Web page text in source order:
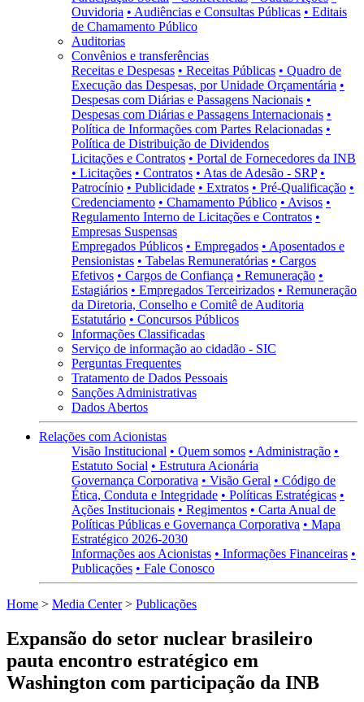
Ouvidoria • Audiências e Consultas Públicas • Editais
de Chamamento Público
Auditorias
Convênios e transferências
Receitas e Despesas • Receitas Públicas • Quadro de
Execução das Despesas, por Unidade Orçamentária •
Despesas com Diárias e Passagens Nacionais •
Despesas com Diárias e Passagens Internacionais •
Política de Informações com Partes Relacionadas •
Política de Distribuição de Dividendos
Licitações e Contratos • Portal de Fornecedores da INB
• Licitações • Contratos • Atas de Adesão - SRP •
Patrocínio • Publicidade • Extratos • Pré-Qualificação •
Credenciamento • Chamamento Público • Avisos •
Regulamento Interno de Licitações e Contratos •
Empresas Suspensas
Empregados Públicos • Empregados • Aposentados e
Pensionistas • Tabelas Remuneratórias • Cargos
Efetivos • Cargos de Confiança • Remuneração •
Estagiários • Empregados Terceirizados • Remuneração
da Diretoria, Conselho e Comitê de Auditoria
Estatutário • Concursos Públicos
Informações Classificadas
Serviço de informação ao cidadão - SIC
Perguntas Frequentes
Tratamento de Dados Pessoais
Sanções Administrativas
Dados Abertos
Relações com Acionistas
Visão Institucional • Quem somos • Administração •
Estatuto Social • Estrutura Acionária
Governança Corporativa • Visão Geral • Código de
Ética, Conduta e Integridade • Políticas Estratégicas •
Ações Institucionais • Regimentos • Carta Anual de
Políticas Públicas e Governança Corporativa • Mapa
Estratégico 2026-2030
Informações aos Acionistas • Informações Financeiras •
Publicações • Fale Conosco
Home > Media Center> Publicações
Expansão do setor nuclear brasileiro
pauta encontro estratégico em
Washington com participação da INB